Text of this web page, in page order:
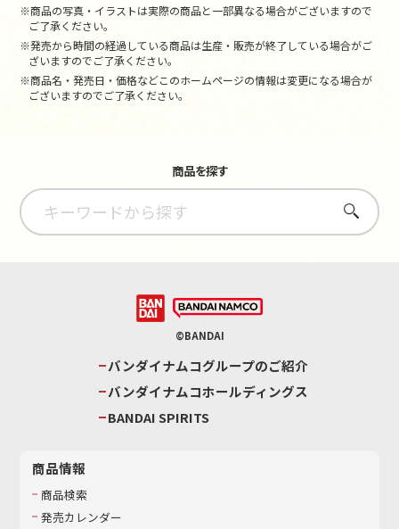
※商品の写真・イラストは実際の商品と一部異なる場合がございますので
ご了承ください。
※発売から時間の経過している商品は生産・販売が終了している場合がご
ざいますのでご了承ください。
※商品名・発売日・価格などこのホームページの情報は変更になる場合が
ございますのでご了承ください。
商品を探す
さがす
©BANDAI
バンダイナムコグループのご紹介
バンダイナムコホールディングス
BANDAI SPIRITS
商品情報
商品検索
発売カレンダー